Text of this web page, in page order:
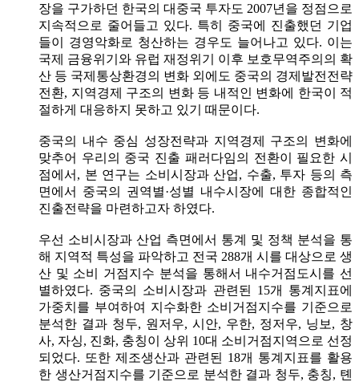
장을 구가하던 한국의 대중국 투자도 2007년을 정점으로
지속적으로 줄어들고 있다. 특히 중국에 진출했던 기업
들이 경영악화로 청산하는 경우도 늘어나고 있다. 이는
국제 금융위기와 유럽 재정위기 이후 보호무역주의의 확
산 등 국제통상환경의 변화 외에도 중국의 경제발전전략
전환, 지역경제 구조의 변화 등 내적인 변화에 한국이 적
절하게 대응하지 못하고 있기 때문이다.
중국의 내수 중심 성장전략과 지역경제 구조의 변화에
맞추어 우리의 중국 진출 패러다임의 전환이 필요한 시
점에서, 본 연구는 소비시장과 산업, 수출, 투자 등의 측
면에서 중국의 권역별·성별 내수시장에 대한 종합적인
진출전략을 마련하고자 하였다.
우선 소비시장과 산업 측면에서 통계 및 정책 분석을 통
해 지역적 특성을 파악하고 전국 288개 시를 대상으로 생
산 및 소비 거점지수 분석을 통해서 내수거점도시를 선
별하였다. 중국의 소비시장과 관련된 15개 통계지표에
가중치를 부여하여 지수화한 소비거점지수를 기준으로
분석한 결과 청두, 원저우, 시안, 우한, 정저우, 닝보, 창
사, 자싱, 진화, 충칭이 상위 10대 소비거점지역으로 선정
되었다. 또한 제조생산과 관련된 18개 통계지표를 활용
한 생산거점지수를 기준으로 분석한 결과 청두, 충칭, 톈